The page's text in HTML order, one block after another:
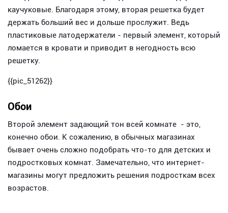
каучуковые. Благодаря этому, вторая решетка будет
держать больший вес и дольше прослужит. Ведь
пластиковые латодержатели - первый элемент, который
ломается в кровати и приводит в негодность всю
решетку.
{{pic_51262}}
Обои
Второй элемент задающий тон всей комнате - это,
конечно обои. К сожалению, в обычных магазинах
бывает очень сложно подобрать что-то для детских и
подростковых комнат. Замечательно, что интернет-
магазины могут предложить решения подросткам всех
возрастов.